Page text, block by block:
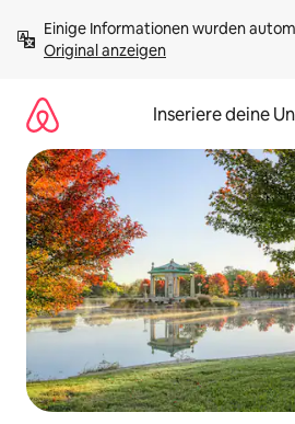
Inhalten
springenOriginal anzeigen
Inseriere deine